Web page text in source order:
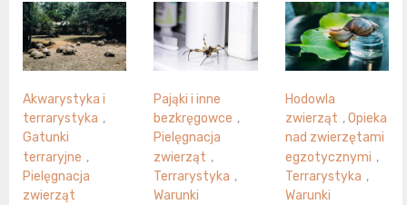
Akwarystyka i
terrarystyka ,
Gatunki
terraryjne ,
Pielęgnacja
zwierząt
Pająki i inne
bezkręgowce ,
Pielęgnacja
zwierząt ,
Terrarystyka ,
Warunki
Hodowla
zwierząt ,Opieka
nad zwierzętami
egzotycznymi ,
Terrarystyka ,
Warunki